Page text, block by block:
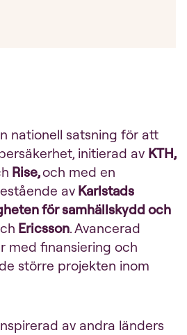
nationell satsning för att
initierad av KTH,
Rise,och med en
av Karlstads
för samhällskydd och
Ericsson. Avancerad
med finansiering och
större projekten inom
av andra länders